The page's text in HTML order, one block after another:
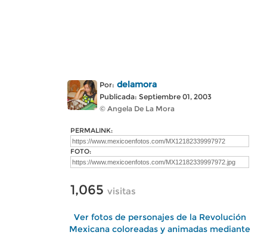
Por: delamora
Publicada: Septiembre 01, 2003
© Angela De La Mora
PERMALINK:
FOTO:
1,065 visitas
Ver fotos de personajes de la Revolución
Mexicana coloreadas y animadas mediante